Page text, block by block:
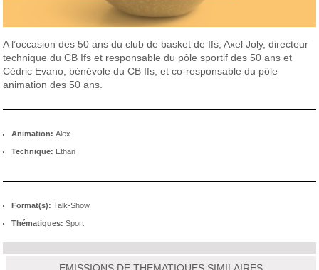
A l’occasion des 50 ans du club de basket de Ifs, Axel Joly, directeur
technique du CB Ifs et responsable du pôle sportif des 50 ans et
Cédric Evano, bénévole du CB Ifs, et co-responsable du pôle
animation des 50 ans.
Animation: Alex
Technique: Ethan
Format(s): Talk-Show
Thématiques: Sport